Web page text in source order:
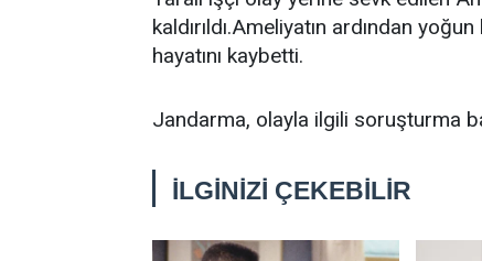
kaldırıldı.Ameliyatın ardından
hayatını kaybetti.
Jandarma, olayla ilgili soruşturma